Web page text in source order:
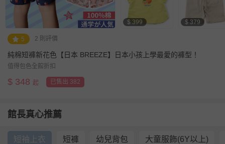
$ 399 $ 379
5 2 則評價
純棉短褲新花色【日本 BREEZE】日本小孩上學最愛的褲型！
值得包色全館折扣
$ 348 起 已售出 382
館長真心推薦
短袖上衣 短褲 幼兒背包 大童服飾(6Y以上)